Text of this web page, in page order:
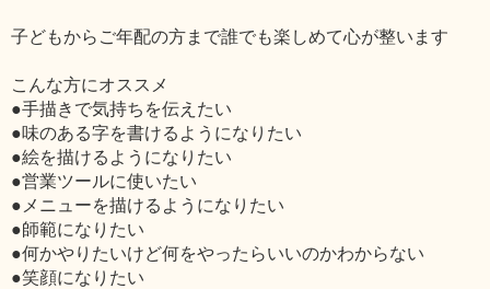
子どもからご年配の方まで誰でも楽しめて心が整います
こんな方にオススメ
●手描きで気持ちを伝えたい
●味のある字を書けるようになりたい
●絵を描けるようになりたい
●営業ツールに使いたい
●メニューを描けるようになりたい
●師範になりたい
●何かやりたいけど何をやったらいいのかわからない
●笑顔になりたい